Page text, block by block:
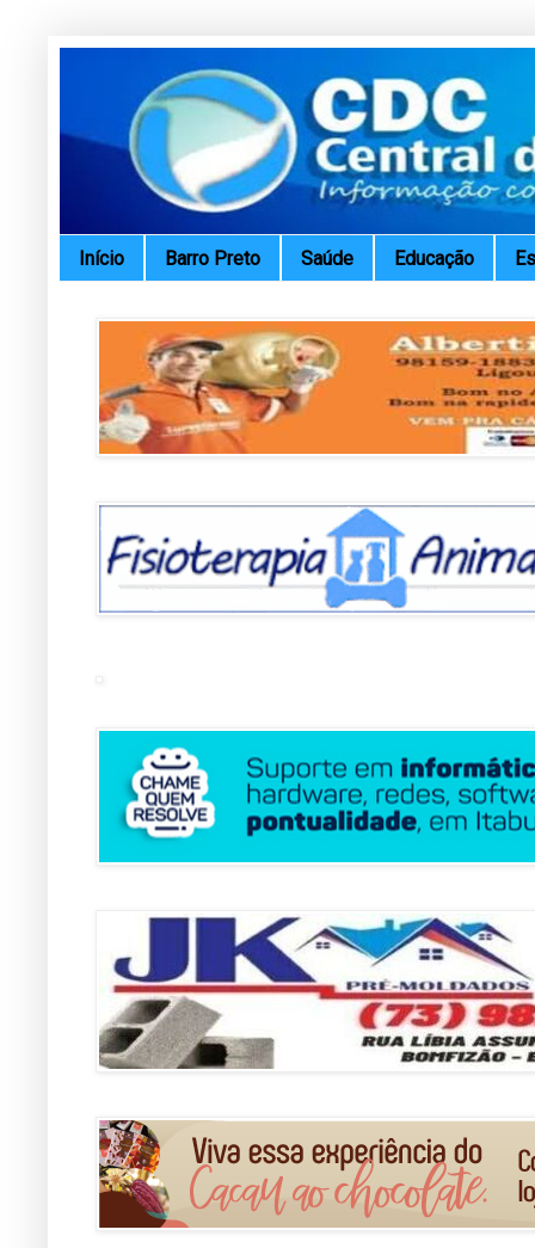
Início Barro Preto Saúde Educação